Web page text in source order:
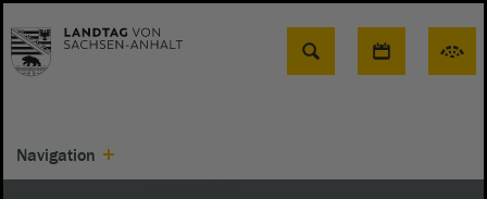
Suche
Navigation